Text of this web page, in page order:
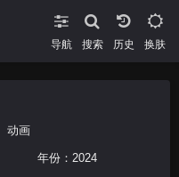
导航 搜索 换肤
动画
年份： 2024